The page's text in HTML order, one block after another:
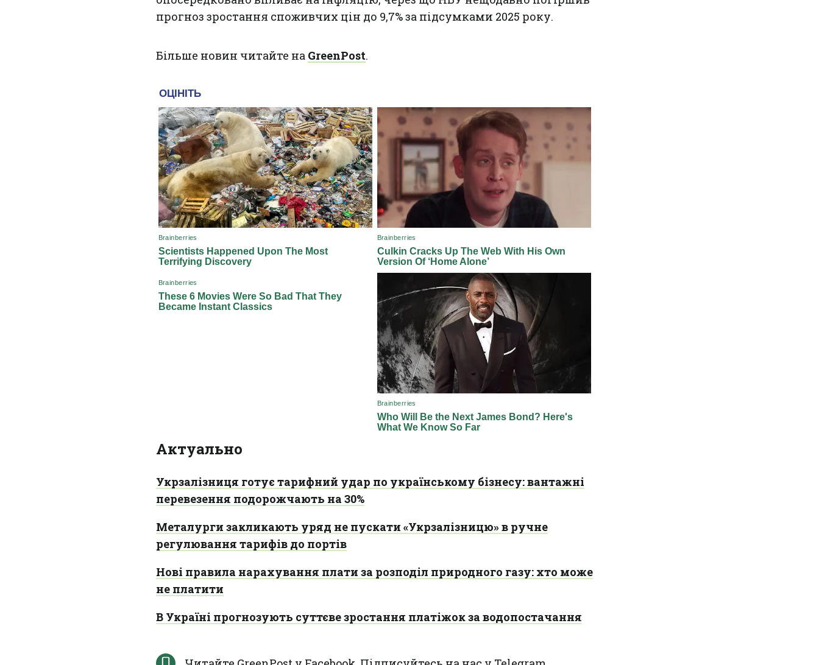
прогноз зростання споживчих цін до 9,7% за підсумками 2025 року.
Більше новин читайте на GreenPost.
Актуально
Укрзалізниця готує тарифний удар по українському бізнесу: вантажні
перевезення подорожчають на 30%
Металурги закликають уряд не пускати «Укрзалізницю» в ручне
регулювання тарифів до портів
Нові правила нарахування плати за розподіл природного газу: хто може
не платити
В Україні прогнозують суттєве зростання платіжок за водопостачання